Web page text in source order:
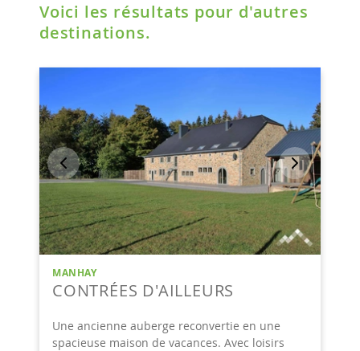
Voici les résultats pour d'autres
destinations.